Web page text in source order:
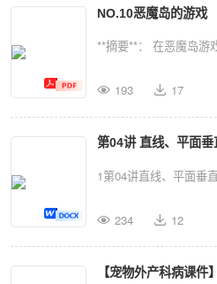
线等，旅行变得愈发困
传播，影响日常生活和社交方式。 此
渐减弱，导致疲劳和身
和公众在面对这些挑战
单词在各个主题下都有
“preferenceprefrnsn”表
冒险经历；“giftgftn”代
“adventuredventrn”代
NO.10恶魔岛的游戏
**摘要**： 在恶魔岛游戏《NO10》中，一位国王拥有强
（institution）的董事
戴，用讽刺语气建议我
肉），任何争端都会加
都是他个人的意志，他
考验我的忠诚，提出
湾等，目的是锻炼我，
的罪行，决定获得自
193 17
第04讲 直线、平面
生版）
1第04讲直线、平面垂
已知不重合的平面、、
（ ）A．内有无数条
平行C．且D．且2．（
234 12
【宠物外产科病课件